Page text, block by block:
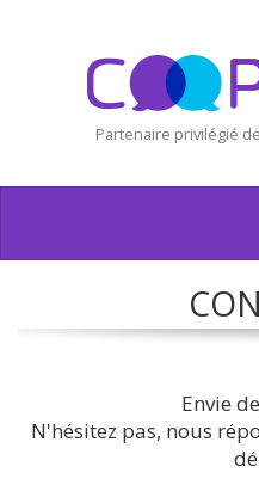
Partenaire privilégié de
Envie
N'hésitez pas, nous